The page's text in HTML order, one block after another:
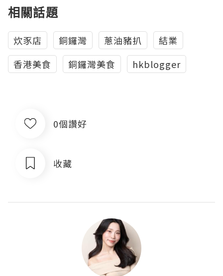
相關話題
炊豕店 銅鑼灣 蔥油豬扒
結業
香港美食
銅鑼灣美食 hkblogger
0個讚好
收藏